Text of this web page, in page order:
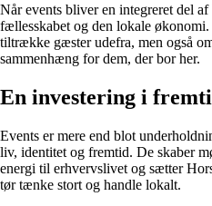
Når events bliver en integreret del
fællesskabet og den lokale
tiltrække gæster udefra, men også
sammenhæng for dem, der bor her.
En investering i
Events er mere end blot
liv, identitet og fremtid. De skaber
energi til erhvervslivet og sætter
tør tænke stort og handle lokalt.